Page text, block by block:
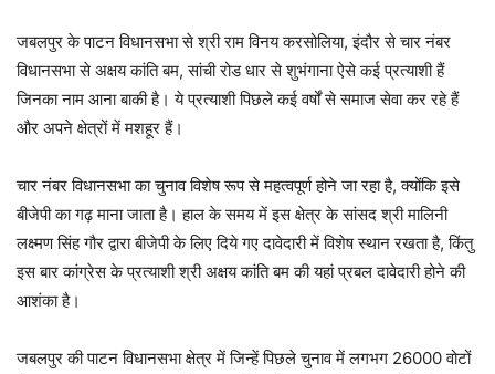
जबलपुर के पाटन विधानसभा से श्री राम विनय करसोलिया, इंदौर से चार नंबर
विधानसभा से अक्षय कांति बम, सांची रोड धार से शुभंगाना ऐसे कई प्रत्याशी हैं
जिनका नाम आना बाकी है। ये प्रत्याशी पिछले कई वर्षों से समाज सेवा कर रहे हैं
और अपने क्षेत्रों में मशहूर हैं।
चार नंबर विधानसभा का चुनाव विशेष रूप से महत्वपूर्ण होने जा रहा है, क्योंकि इसे
बीजेपी का गढ़ माना जाता है। हाल के समय में इस क्षेत्र के सांसद श्री मालिनी
लक्ष्मण सिंह गौर द्वारा बीजेपी के लिए दिये गए दावेदारी में विशेष स्थान रखता है, किंतु
इस बार कांग्रेस के प्रत्याशी श्री अक्षय कांति बम की यहां प्रबल दावेदारी होने की
आशंका है।
जबलपुर की पाटन विधानसभा क्षेत्र में जिन्हें पिछले चुनाव में लगभग 26000 वोटों